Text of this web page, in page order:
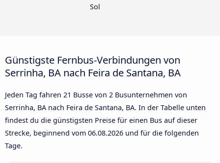
Sol
Günstigste Fernbus-Verbindungen von
Serrinha, BA nach Feira de Santana, BA
Jeden Tag fahren 21 Busse von 2 Busunternehmen von
Serrinha, BA nach Feira de Santana, BA. In der Tabelle unten
findest du die günstigsten Preise für einen Bus auf dieser
Strecke, beginnend vom 06.08.2026 und für die folgenden
Tage.